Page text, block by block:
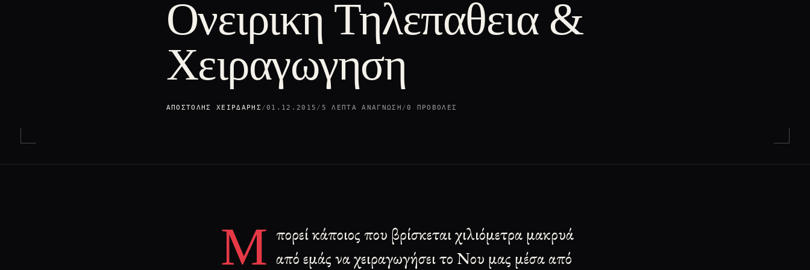
Ονειρικη Τηλεπαθεια &
Χειραγωγηση
ΑΠΟΣΤΌΛΗΣ ΧΕΙΡΔΆΡΗΣ /01.12.2015 / 5 ΛΕΠΤΆ ΑΝΆΓΝΩΣΗ /0 ΠΡΟΒΟΛΈΣ
Μ πορεί κάποιος που βρίσκεται χιλιόμετρα μακρυά
από εμάς να χειραγωγήσει το Νου μας μέσα από